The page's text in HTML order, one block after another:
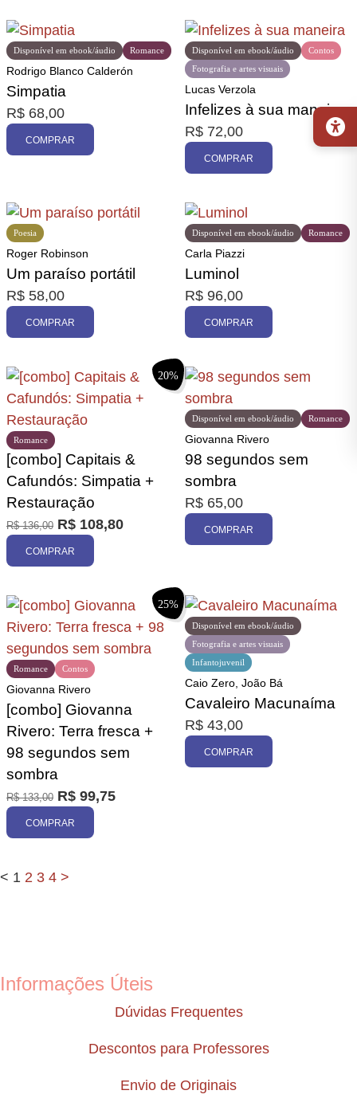
Disponível em ebook/áudio Romance
Rodrigo Blanco Calderón
Simpatia
R$ 68,00
COMPRAR
Contos
Disponível em ebook/áudio
Fotografia e artes visuais
Lucas Verzola
Infelizes à sua maneira
R$ 72,00
COMPRAR
Poesia
Roger Robinson
Um paraíso portátil
R$ 58,00
COMPRAR
Disponível em ebook/áudio Romance
Carla Piazzi
Luminol
R$ 96,00
COMPRAR
20%
Romance
[combo] Capitais &
Cafundós: Simpatia +
Restauração
R$136,00 R$ 108,80
COMPRAR
Disponível em ebook/áudio Romance
Giovanna Rivero
98 segundos sem
sombra
R$ 65,00
COMPRAR
25%
Contos
Romance
Giovanna Rivero
[combo] Giovanna
Rivero: Terra fresca +
98 segundos sem
sombra
R$133,00 R$ 99,75
COMPRAR
Disponível em ebook/áudio
Fotografia e artes visuais
Infantojuvenil
Caio Zero, João Bá
Cavaleiro Macunaíma
R$ 43,00
COMPRAR
< 1 2 3 4 >
Informações Úteis
Dúvidas Frequentes
Descontos para Professores
Envio de Originais